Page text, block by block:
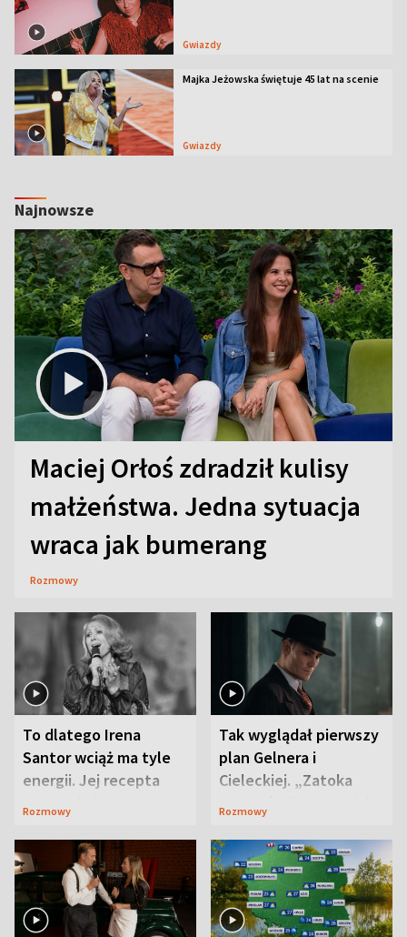
Gwiazdy
Majka Jeżowska świętuje 45 lat na scenie
Gwiazdy
Najnowsze
Maciej Orłoś zdradził kulisy
małżeństwa. Jedna sytuacja
wraca jak bumerang
Rozmowy
To dlatego Irena
Santor wciąż ma tyle
energii. Jej recepta
jest zaskakująco
Rozmowy
Tak wyglądał pierwszy
plan Gelnera i
Cieleckiej. „Zatoka
szpiegów” od razu ich
Rozmowy